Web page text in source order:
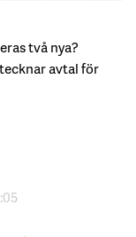
två nya?
avtal för